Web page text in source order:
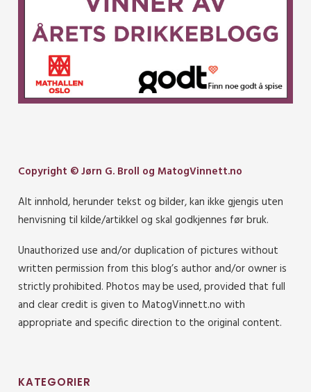
Copyright © Jørn G. Broll og MatogVinnett.no
Alt innhold, herunder tekst og bilder, kan ikke gjengis uten
henvisning til kilde/artikkel og skal godkjennes før bruk.
Unauthorized use and/or duplication of pictures without
written permission from this blog’s author and/or owner is
strictly prohibited. Photos may be used, provided that full
and clear credit is given to MatogVinnett.no with
appropriate and specific direction to the original content.
KATEGORIER